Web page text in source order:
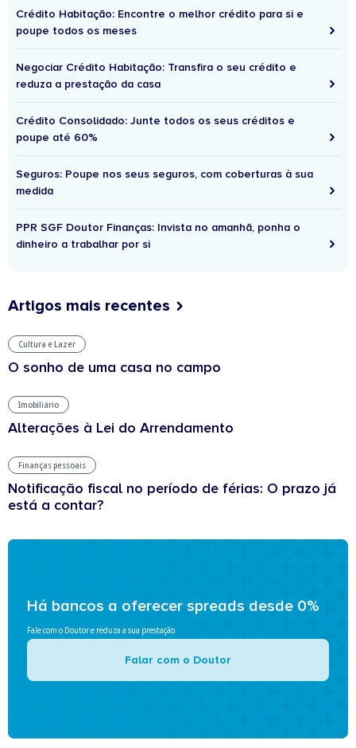
Crédito Habitação: Encontre o melhor crédito para si e
poupe todos os meses
Negociar Crédito Habitação: Transfira o seu crédito e
reduza a prestação da casa
Crédito Consolidado: Junte todos os seus créditos e
poupe até 60%
Seguros: Poupe nos seus seguros, com coberturas à sua
medida
PPR SGF Doutor Finanças: Invista no amanhã, ponha o
dinheiro a trabalhar por si
Artigos mais recentes
Cultura e Lazer
O sonho de uma casa no campo
Imobiliário
Alterações à Lei do Arrendamento
Finanças pessoais
Notificação fiscal no período de férias: O prazo já
está a contar?
Há bancos a oferecer spreads desde 0%
Fale com o Doutor e reduza a sua prestação
Falar com o Doutor